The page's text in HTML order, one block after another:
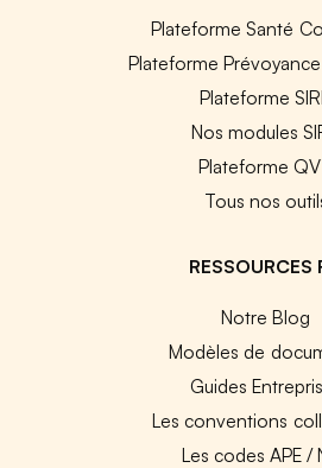
Plateforme Santé
Plateforme
Plateforme
Nos modules
Plateforme
Tous nos
RESSOURCES
Notre Blog
Modèles de
Guides
Les conventions
Les codes APE /